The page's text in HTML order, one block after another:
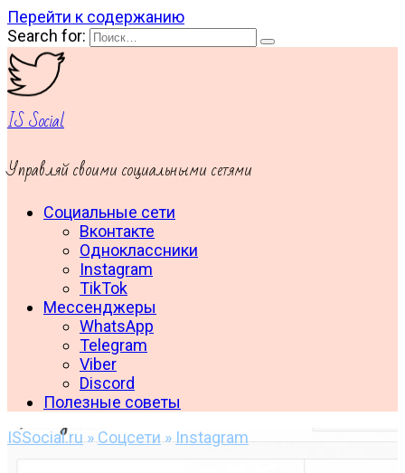
Перейти к содержанию
Search for:
IS Social
Управляй своими социальными сетями
Социальные сети
Вконтакте
Одноклассники
Instagram
TikTok
Мессенджеры
WhatsApp
Telegram
Viber
Discord
Полезные советы
ISSocial.ru » Соцсети » Instagram